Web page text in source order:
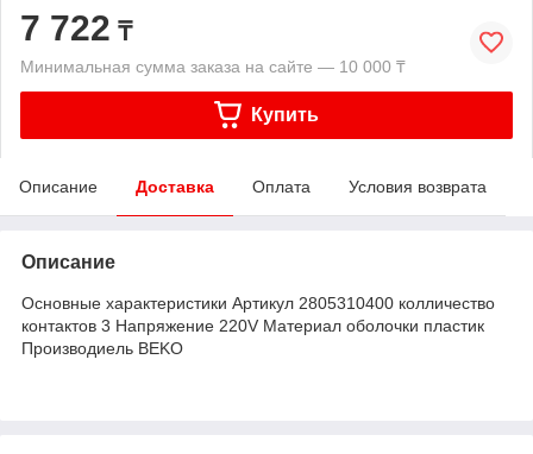
7 722 ₸
Минимальная сумма заказа на сайте — 10 000 ₸
Купить
Описание Доставка Оплата Условия возврата
Описание
Основные характеристики Артикул 2805310400 колличество
контактов 3 Напряжение 220V Материал оболочки пластик
Производиель BEKO